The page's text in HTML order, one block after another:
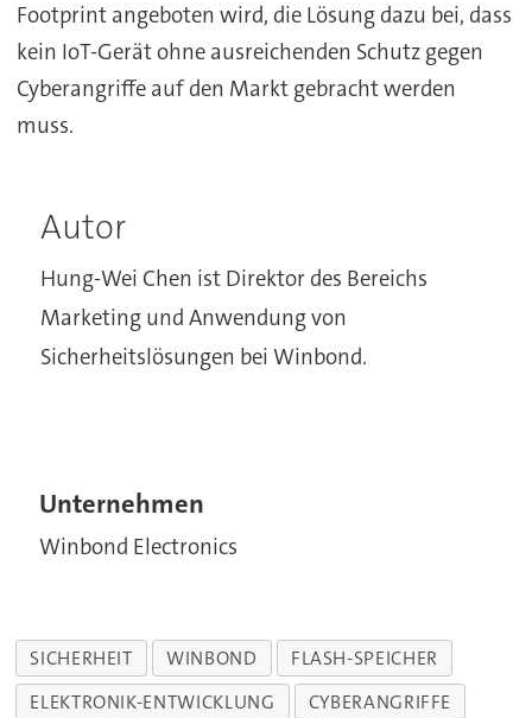
Footprint angeboten wird, die Lösung dazu bei, dass
kein IoT-Gerät ohne ausreichenden Schutz gegen
Cyberangriffe auf den Markt gebracht werden
muss.
Autor
Hung-Wei Chen ist Direktor des Bereichs
Marketing und Anwendung von
Sicherheitslösungen bei Winbond.
Unternehmen
Winbond Electronics
SICHERHEIT WINBOND
FLASH-SPEICHER
ELEKTRONIK-ENTWICKLUNG
CYBERANGRIFFE